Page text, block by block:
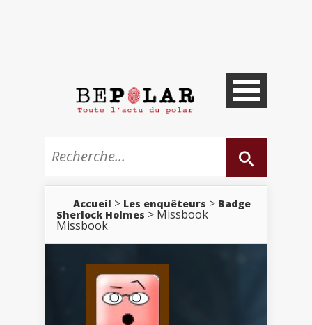
Accueil > Les enquêteurs > Badge
Sherlock Holmes > Missbook
Missbook